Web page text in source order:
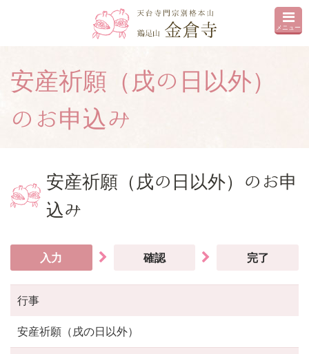
メニュー
安産祈願（戌の日以外）
のお申込み
安産祈願（戌の日以外）のお申
込み
入力 確認 完了
行事
安産祈願（戌の日以外）